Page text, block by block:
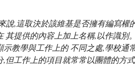
說,這取決於該維基是否擁有編寫權
其提供的內容上加上名稱,以作識別
示教學與工作上的 不同之處,學校通
,但工作上的項目就常常以團體的方